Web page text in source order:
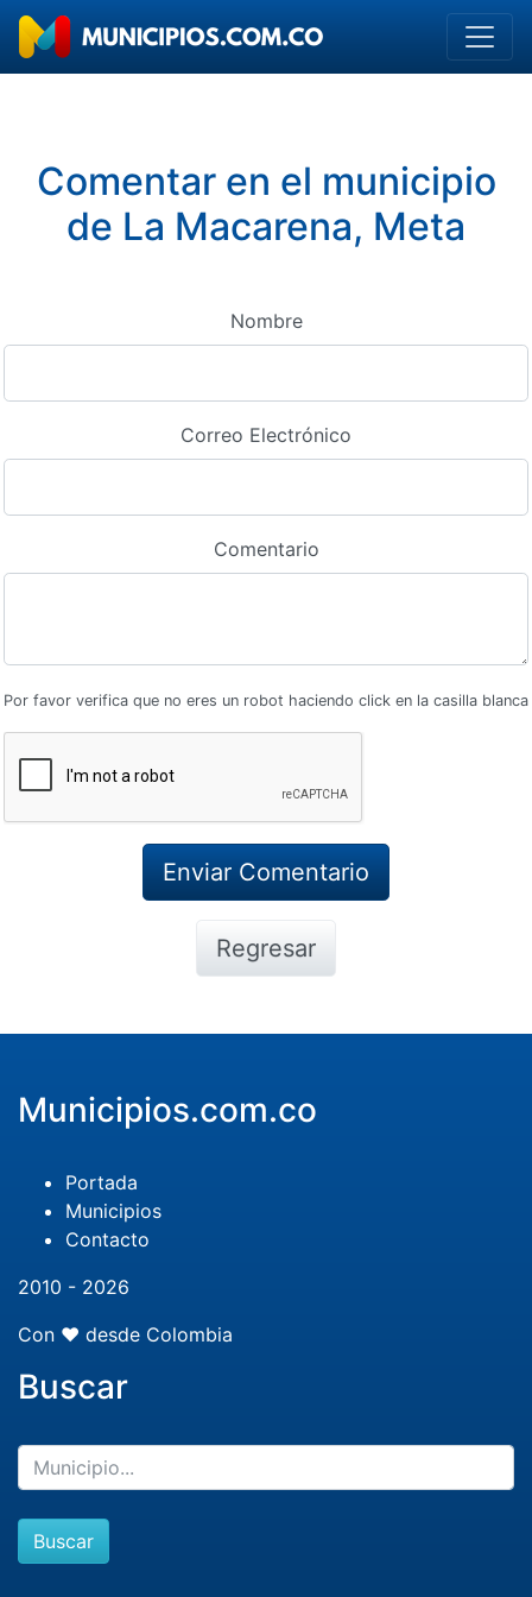
Comentar en el municipio
de La Macarena, Meta
Nombre
Correo Electrónico
Comentario
Por favor verifica que no eres un robot haciendo click en la casilla blanca
Regresar
Municipios.com.co
Portada
Municipios
Contacto
2010 - 2026
Con ❤️ desde Colombia
Buscar
Buscar